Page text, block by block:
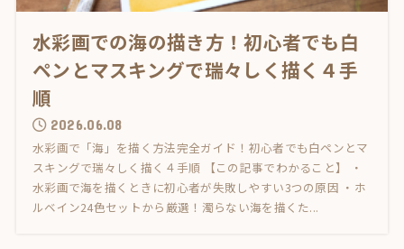
水彩画での海の描き方！初心者でも白
ペンとマスキングで瑞々しく描く４手
順
2026.06.08
水彩画で「海」を描く方法完全ガイド！初心者でも白ペンとマ
スキングで瑞々しく描く４手順 【この記事でわかること】 ・
水彩画で海を描くときに初心者が失敗しやすい3つの原因 ・ホ
ルベイン24色セットから厳選！濁らない海を描くた...